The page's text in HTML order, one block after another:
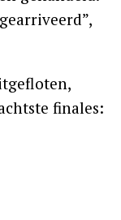
finales: